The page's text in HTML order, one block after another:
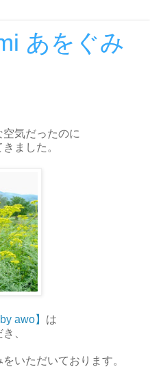
あをぐみ
気だったのに
ました。
awo】 は
、
いただいております。